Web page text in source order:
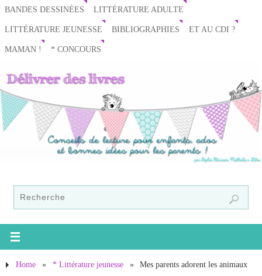
BANDES DESSINÉES LITTÉRATURE ADULTE
LITTÉRATURE JEUNESSE BIBLIOGRAPHIES ET AU CDI ?
MAMAN ! * CONCOURS
Home » * Littérature jeunesse » Mes parents adorent les animaux